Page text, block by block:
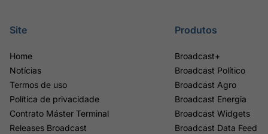
Site
Home
Notícias
Termos de uso
Política de privacidade
Contrato Máster Terminal
Releases Broadcast
Produtos
Broadcast+
Broadcast Político
Broadcast Agro
Broadcast Energia
Broadcast Widgets
Broadcast Data Feed